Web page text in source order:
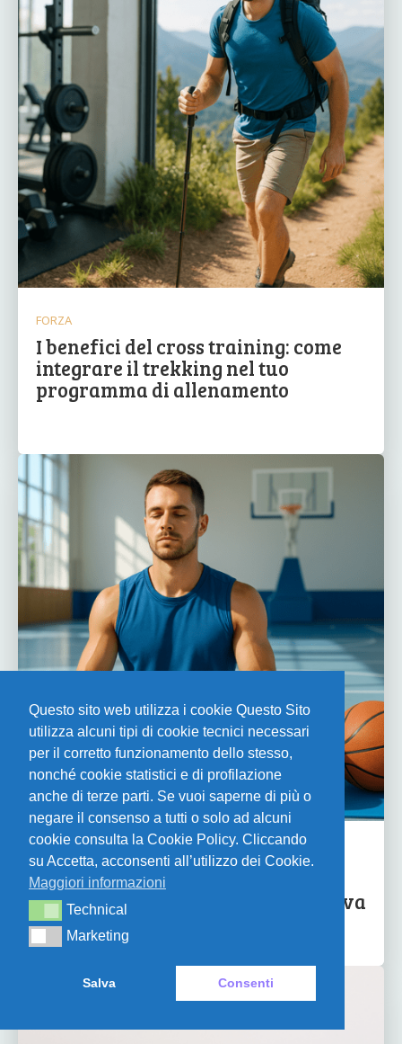
FORZA
I benefici del cross training: come
integrare il trekking nel tuo
programma di allenamento
NEWS
Come la meditazione può
migliorare la performance sportiva
Questo sito web utilizza i cookie Questo Sito
utilizza alcuni tipi di cookie tecnici necessari
per il corretto funzionamento dello stesso,
nonché cookie statistici e di profilazione
anche di terze parti. Se vuoi saperne di più o
negare il consenso a tutti o solo ad alcuni
cookie consulta la Cookie Policy. Cliccando
su Accetta, acconsenti all’utilizzo dei Cookie.
Maggiori informazioni
TechnicalTechnical
MarketingMarketing
Salva Consenti